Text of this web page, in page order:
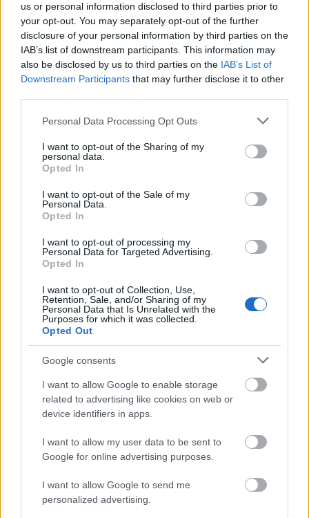
us or personal information disclosed to third parties prior to
your opt-out. You may separately opt-out of the further
disclosure of your personal information by third parties on the
IAB’s list of downstream participants. This information may
also be disclosed by us to third parties on the IAB’s List of
Downstream Participants that may further disclose it to other
Please note that this website/app uses one or more Google
not limited to your visit or usage behaviour. You may click to
grant or deny consent to Google and its third-party tags to
use your data for below specified purposes in below Google
consent section.
Personal Data Processing Opt Outs
I want to opt-out of the Sharing of my
personal data.
Opted In
I want to opt-out of the Sale of my
Personal Data.
Opted In
I want to opt-out of processing my
Personal Data for Targeted Advertising.
Opted In
I want to opt-out of Collection, Use,
Retention, Sale, and/or Sharing of my
Personal Data that Is Unrelated with the
Purposes for which it was collected.
Opted Out
Google consents
I want to allow Google to enable storage
related to advertising like cookies on web or
device identifiers in apps.
I want to allow my user data to be sent to
Google for online advertising purposes.
I want to allow Google to send me
personalized advertising.
Itt egyértelműen Keira van a királynői sminkben, míg
mellette balra áll Natalie. A lényeg, hogy Portman
kisasszony gyönyörű és fantasztikus színésznő, itt is
nagyban emeli a film színvonalát! A következő dolog,
amit kiemelnék, a remek animált és maszkmesteri
munkával éltre hívott lények aspektusa!
Íme a teljesen számítógéppel rajzolt Nass főnök
(Brian Blessed hangján szólal meg), a naboo-i